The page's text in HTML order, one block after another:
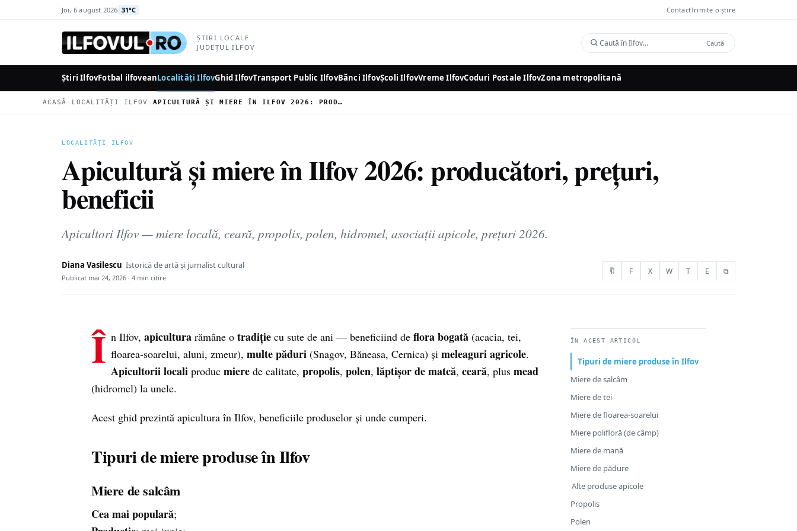
Joi, 6 august 2026 31°C ContactTrimite o știre
ȘTIRI LOCALE
JUDEȚUL ILFOV
Caută
în
Ilfov
Caută
Știri IlfovFotbal ilfoveanLocalități IlfovGhid IlfovTransport Public IlfovBănci IlfovȘcoli IlfovVreme IlfovCoduri Postale IlfovZona metropolitană
ACASĂ › LOCALITĂȚI ILFOV › APICULTURĂ ȘI MIERE ÎN ILFOV 2026: PRODUCĂTORI, PREȚURI, BENEFICII
LOCALITĂȚI ILFOV
Apicultură și miere în Ilfov 2026: producători, prețuri,
beneficii
Apicultori Ilfov — miere locală, ceară, propolis, polen, hidromel, asociații apicole, prețuri 2026.
Diana Vasilescu Istorică de artă și jurnalist cultural
Publicat mai 24, 2026 · 4 min citire
🔖 F X W T E ⧉
Î n Ilfov, apicultura rămâne o tradiție cu sute de ani — beneficiind de flora bogată (acacia, tei,
floarea-soarelui, aluni, zmeur), multe păduri (Snagov, Băneasa, Cernica) și meleaguri agricole.
Apicultorii locali produc miere de calitate, propolis, polen, lăptișor de matcă, ceară, plus mead
(hidromel) la unele.
Acest ghid prezintă apicultura în Ilfov, beneficiile produselor și unde cumperi.
Tipuri de miere produse în Ilfov
Miere de salcâm
Cea mai populară;
ÎN ACEST ARTICOL
Tipuri de miere produse în Ilfov
Miere de salcâm
Miere de tei
Miere de floarea-soarelui
Miere polifloră (de câmp)
Miere de mană
Miere de pădure
Alte produse apicole
Propolis
Polen